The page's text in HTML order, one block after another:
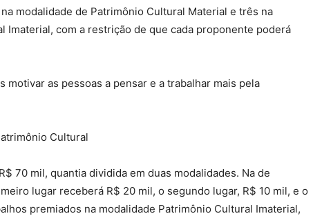
modalidade de Patrimônio Cultural Material e três na
Imaterial, com a restrição de que cada proponente poderá
motivar as pessoas a pensar e a trabalhar mais pela
Cultural
70 mil, quantia dividida em duas modalidades. Na de
lugar receberá R$ 20 mil, o segundo lugar, R$ 10 mil, e o
premiados na modalidade Patrimônio Cultural Imaterial,